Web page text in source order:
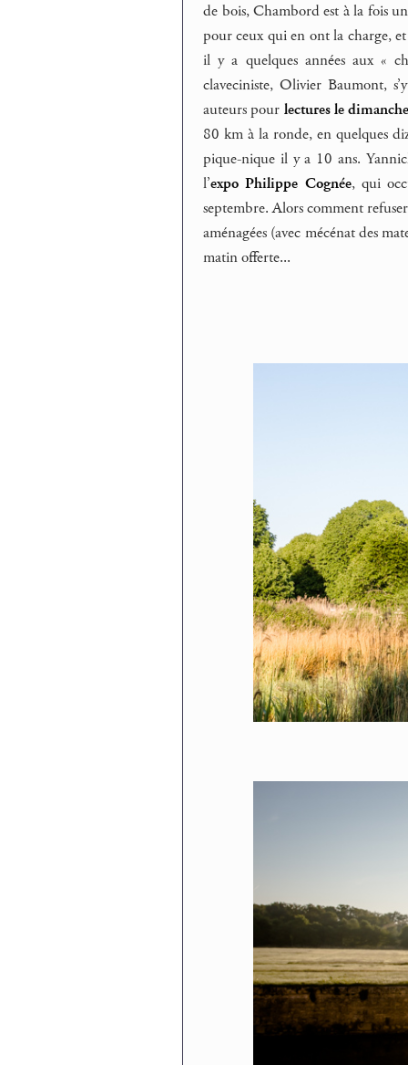
de bois, Chambord est à la fois
pour ceux qui en ont la charge,
il y a quelques années aux «
claveciniste, Olivier Baumont,
auteurs pour lectures le
80 km à la ronde, en quelques
pique-nique il y a 10 ans.
l’expo Philippe Cognée, qui
septembre. Alors comment
aménagées (avec mécénat des
matin offerte...